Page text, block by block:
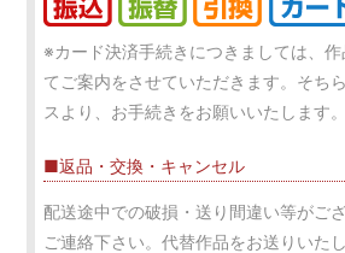
※カード決済手続きにつきましては、
てご案内をさせていただきます。そち
スより、お手続きをお願いいたします。
■返品・交換・キャンセル
配送途中での破損・送り間違い等がご
ご連絡下さい。代替作品をお送りいたし